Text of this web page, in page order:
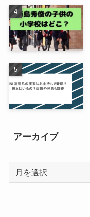
アーカイブ